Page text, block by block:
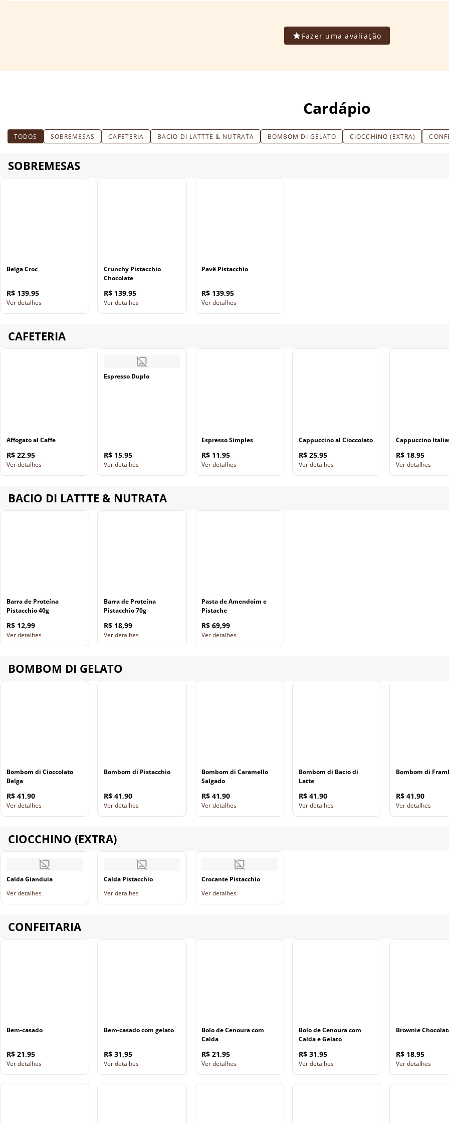
Fazer uma avaliação
Cardápio
TODOS SOBREMESAS CAFETERIA BACIO DI LATTTE & NUTRATA BOMBOM DI GELATO CIOCCHINO (EXTRA)
SOBREMESAS
Belga Croc
R$ 139,95
Ver detalhes
Crunchy Pistacchio
Chocolate
R$ 139,95
Ver detalhes
Pavê Pistacchio
R$ 139,95
Ver detalhes
CAFETERIA
Affogato al Caffe
R$ 22,95
Ver detalhes
Espresso Duplo
R$ 15,95
Ver detalhes
Espresso Simples
R$ 11,95
Ver detalhes
Cappuccino al Cioccolato
R$ 25,95
Ver detalhes
Cappuccino
R$ 18,95
Ver detalhes
BACIO DI LATTTE & NUTRATA
Barra de Proteína
Pistacchio 40g
R$ 12,99
Ver detalhes
Barra de Proteína
Pistacchio 70g
R$ 18,99
Ver detalhes
Pasta de Amendoim e
Pistache
R$ 69,99
Ver detalhes
BOMBOM DI GELATO
Bombom di Cioccolato
Belga
R$ 41,90
Ver detalhes
Bombom di Pistacchio
R$ 41,90
Ver detalhes
Bombom di Caramello
Salgado
R$ 41,90
Ver detalhes
Bombom di Bacio di
Latte
R$ 41,90
Ver detalhes
Bombom di
R$ 41,90
Ver detalhes
CIOCCHINO (EXTRA)
Calda Gianduia
Ver detalhes
Calda Pistacchio
Ver detalhes
Crocante Pistacchio
Ver detalhes
CONFEITARIA
Bem-casado
R$ 21,95
Ver detalhes
Bem-casado com gelato
R$ 31,95
Ver detalhes
Bolo de Cenoura com
Calda
R$ 21,95
Ver detalhes
Bolo de Cenoura com
Calda e Gelato
R$ 31,95
Ver detalhes
Brownie
R$ 18,95
Ver detalhes